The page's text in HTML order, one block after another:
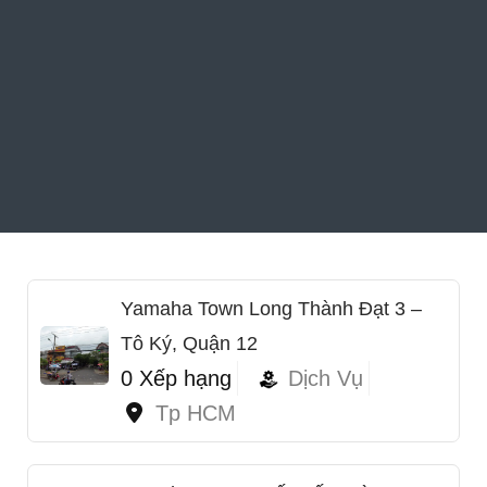
Yamaha Town Long Thành Đạt 3 –
Tô Ký, Quận 12
0 Xếp hạng
Dịch Vụ
Tp HCM